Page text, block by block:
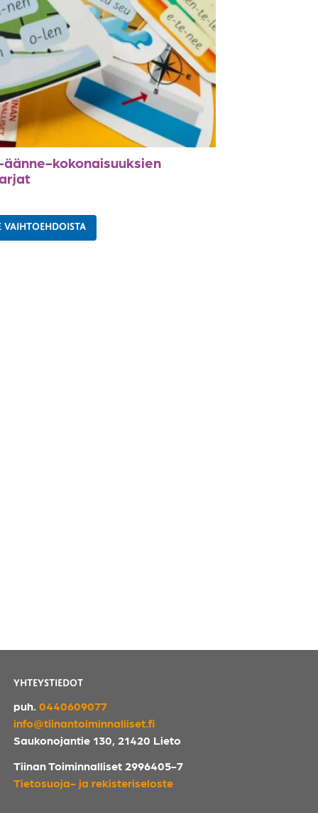
kokonaisuuksien
VAIHTOEHDOISTA
YHTEYSTIEDOT
puh. 0440609077
info@tiinantoiminnalliset.fi
Saukonojantie 130, 21420 Lieto
Tiinan Toiminnalliset 2996405-7
Tietosuoja- ja rekisteriseloste